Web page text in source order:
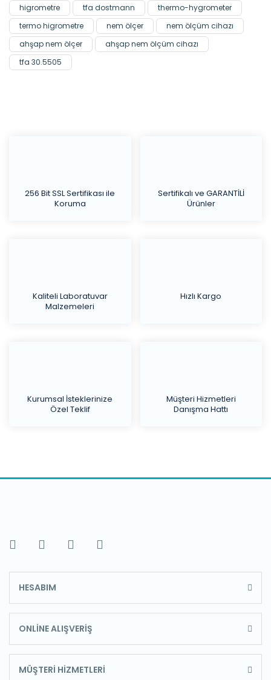
higrometre
tfa dostmann
thermo-hygrometer
termo higrometre
nem ölçer
nem ölçüm cihazı
ahşap nem ölçer
ahşap nem ölçüm cihazı
tfa 30.5505
256 Bit SSL Sertifikası ile
Koruma
Sertifikalı ve GARANTİLİ
Ürünler
Kaliteli Laboratuvar
Malzemeleri
Hızlı Kargo
Kurumsal İsteklerinize
Özel Teklif
Müşteri Hizmetleri
Danışma Hattı
HESABIM
ONLİNE ALIŞVERİŞ
MÜŞTERİ HİZMETLERİ